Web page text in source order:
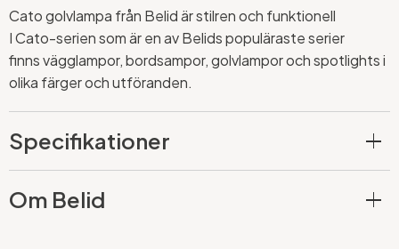
Cato golvlampa från Belid är stilren och funktionell
I Cato-serien som är en av Belids populäraste serier
finns vägglampor, bordsampor, golvlampor och spotlights i
olika färger och utföranden.
Specifikationer
Om Belid